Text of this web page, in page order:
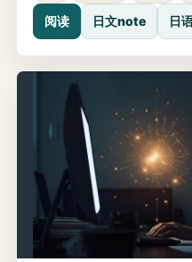
人工的工作。比如被其他
先要做的是查找既有技术
年前，这件事甚至要从去
阅读 日文note 日